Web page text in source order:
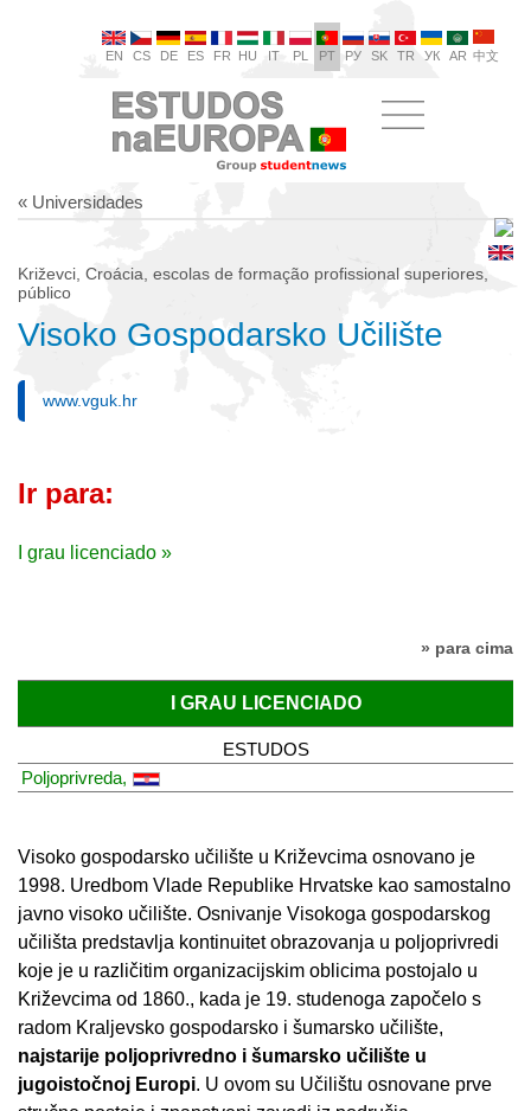
EN CS DE ES FR HU IT PL PT РУ SK TR УК AR 中文
« Universidades
Križevci, Croácia, escolas de formação profissional superiores,
público
Visoko Gospodarsko Učilište
www.vguk.hr
Ir para:
I grau licenciado »
» para cima
I GRAU LICENCIADO
ESTUDOS
Poljoprivreda,
Visoko gospodarsko učilište u Križevcima osnovano je
1998. Uredbom Vlade Republike Hrvatske kao samostalno
javno visoko učilište. Osnivanje Visokoga gospodarskog
učilišta predstavlja kontinuitet obrazovanja u poljoprivredi
koje je u različitim organizacijskim oblicima postojalo u
Križevcima od 1860., kada je 19. studenoga započelo s
radom Kraljevsko gospodarsko i šumarsko učilište,
najstarije poljoprivredno i šumarsko učilište u
jugoistočnoj Europi. U ovom su Učilištu osnovane prve